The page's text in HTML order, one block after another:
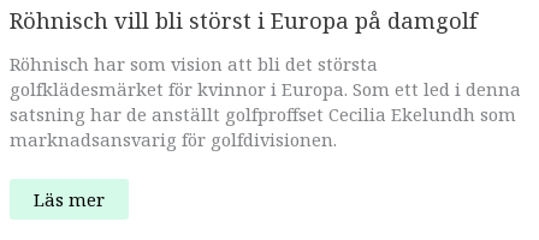
Röhnisch vill bli störst i Europa på damgolf
Röhnisch har som vision att bli det största
golfklädesmärket för kvinnor i Europa. Som ett led i denna
satsning har de anställt golfproffset Cecilia Ekelundh som
marknadsansvarig för golfdivisionen.
Röhnisch
vill
Läs mer